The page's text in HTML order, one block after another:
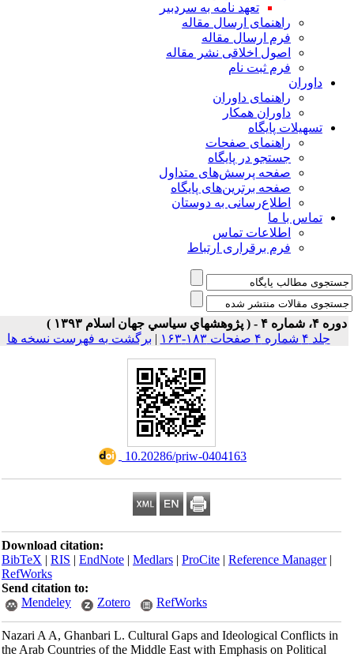
تعهد نامه به سردبیر
راهنمای ارسال مقاله
فرم ارسال مقاله
اصول اخلاقی نشر مقاله
فرم ثبت نام
داوران
راهنمای داوران
داوران همکار
تسهیلات پایگاه
راهنمای صفحات
جستجو در پایگاه
صفحه پرسش‌های متداول
صفحه برترین‌های پایگاه
اطلاع‌رسانی به دوستان
تماس با ما
اطلاعات تماس
فرم برقراری ارتباط
۴ - ( پژوهشهاي سياسي جهان اسلام ۱۳۹۳ )
جلد ۴ شماره ۴ صفحات ۱۸۳-۱۶۳
| برگشت به فهرست نسخه ها
‎ 10.20286/priw-0404163
Download citation:
BibTeX|RIS|EndNote|Medlars|ProCite|Reference Manager
RefWorks
Send citation to:
Mendeley
Zotero RefWorks
Nazari A A, Ghanbari L. Cultural Gaps and Ideological Conflicts in
the Arab Countries of the Middle East with Emphasis on Political